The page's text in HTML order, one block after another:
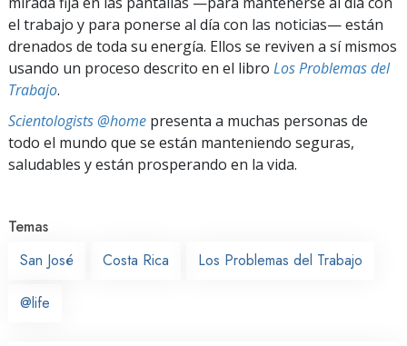
el trabajo y para ponerse al día con las noticias— están
drenados de toda su energía. Ellos se reviven a sí mismos
usando un proceso descrito en el libro Los Problemas del
Trabajo.
Scientologists @home presenta a muchas personas de
todo el mundo que se están manteniendo seguras,
saludables y están prosperando en la vida.
Temas
San José
Costa Rica Los Problemas del Trabajo
@life